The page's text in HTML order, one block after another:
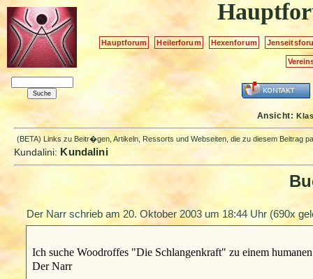
Hauptforum Heilerforum Hexenforum
Ansicht:
(BETA) Links zu Beitr�gen, Artikeln, Ressorts und Webseiten, die zu diesem Beitrag
Kundalini: Kundalini
Der Narr schrieb am 20. Oktober 2003 um 18:44 Uhr (690x
Ich suche Woodroffes "Die Schlangenkraft" zu einem
Der Narr